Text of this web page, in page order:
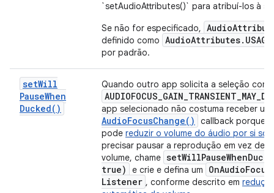
`setAudioAttributes()` para atribuí-los à
Se não for especificado,
definido como
por padrão.
setWill
PauseWhen
Ducked( )
Quando outro app solicita a seleção com
AUDIOFOCUS_GAIN_TRANSIENT_MAY_
app selecionado não costuma receber um
AudioFocusChange( )
callback porque
pode reduzir o volume do áudio por si só
precisar pausar a reprodução em vez de
volume, chame
true)
e crie e defina um OnAudioFocus
Listener , conforme descrito em